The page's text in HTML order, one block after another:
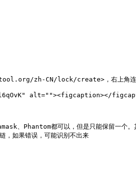
zh-CN/lock/create>，右上角连
alt=""><figcaption></
、Phantom都可以，但是只能保留一个。
如果错误，可能识别不出来